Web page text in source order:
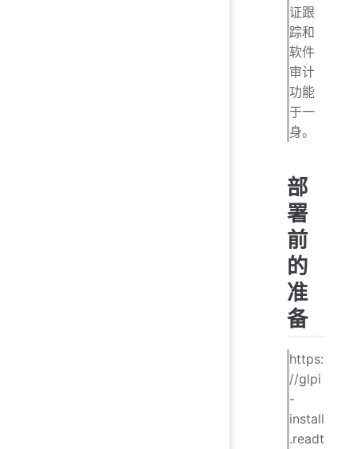
证跟
踪和
软件
审计
功能
于一
身。
部
署
前
的
准
备
https:
//glpi
-
install
.readt